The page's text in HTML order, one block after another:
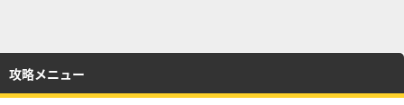
攻略メニュー